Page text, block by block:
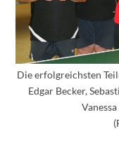
Die erfolgreichsten
Edgar Becker,